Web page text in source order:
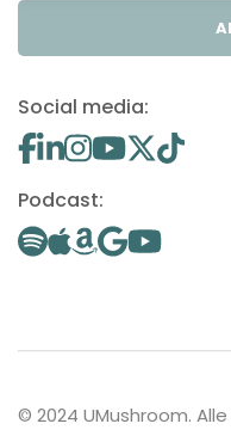
Social media:
Podcast:
© 2024 UMushroom.